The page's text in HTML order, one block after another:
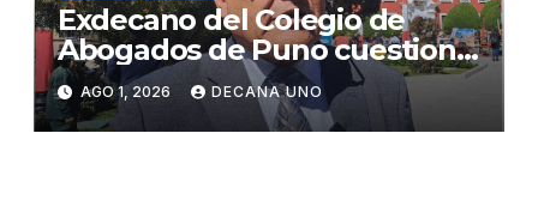
Exdecano del Colegio de
Abogados de Puno cuestiona
propuestas sobre seguridad
ciudadana
AGO 1, 2026 DECANA UNO